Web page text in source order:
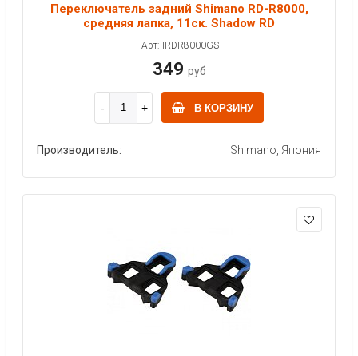
Переключатель задний Shimano RD-R8000,
средняя лапка, 11ск. Shadow RD
Арт: IRDR8000GS
349 руб
В КОРЗИНУ
Производитель: Shimano, Япония